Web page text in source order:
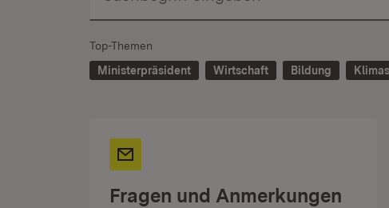
Top-Themen
Ministerpräsident
Wirtschaft Bildung
Fragen und Anmerkungen